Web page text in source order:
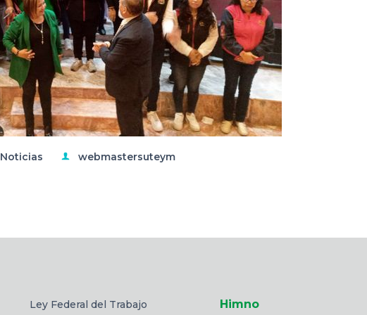
Noticias webmastersuteym
Ley Federal del Trabajo Himno